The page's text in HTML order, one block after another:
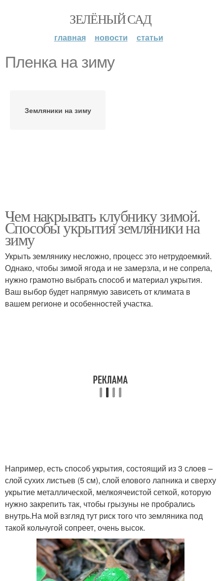
ЗЕЛЁНЫЙ САД
главная новости статьи
Пленка на зиму
Земляники на зиму
Чем накрывать клубнику зимой.
Способы укрытия земляники на
зиму
Укрыть землянику несложно, процесс это нетрудоемкий.
Однако, чтобы зимой ягода и не замерзла, и не сопрела,
нужно грамотно выбрать способ и материал укрытия.
Ваш выбор будет напрямую зависеть от климата в
вашем регионе и особенностей участка.
Например, есть способ укрытия, состоящий из 3 слоев –
слой сухих листьев (5 см), слой елового лапника и сверху
укрытие металлической, мелкоячеистой сеткой, которую
нужно закрепить так, чтобы грызуны не пробрались
внутрь.На мой взгляд тут риск того что земляника под
такой кольчугой сопреет, очень высок.